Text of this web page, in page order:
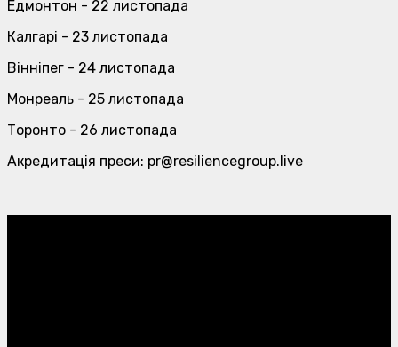
Едмонтон - 22 листопада
Калгарі - 23 листопада
Вінніпег - 24 листопада
Монреаль - 25 листопада
Торонто - 26 листопада
Акредитація преси: pr@resiliencegroup.live